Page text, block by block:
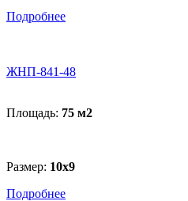
Подробнее
ЖНП-841-48
Площадь: 75 м2
Размер: 10х9
Подробнее